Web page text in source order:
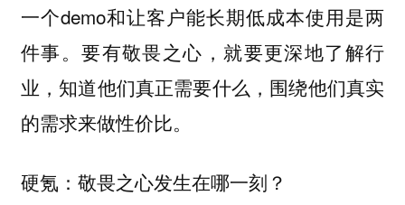
一个demo和让客户能长期低成本使用是两
件事。要有敬畏之心，就要更深地了解行
业，知道他们真正需要什么，围绕他们真实
的需求来做性价比。
硬氪：敬畏之心发生在哪一刻？